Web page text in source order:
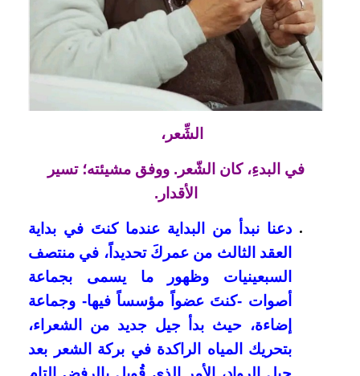
الشِّعر،
في البدءِ، كان الشّعر. ووفق مشيئته؛ تسير
الأقدار.
دعنا نبدأ من البداية عندما كنتَ في بداية
العقد الثالث من عمركَ تحديداً، في منتصف
السبعينيات وظهور ما يسمى بجماعة
أصوات -كنتَ عضواً مؤسساً فيها- وجماعة
إضاءة، حيث بدأ جيل جديد من الشعراء،
بتحريك المياه الراكدة في بركة الشعر بعد